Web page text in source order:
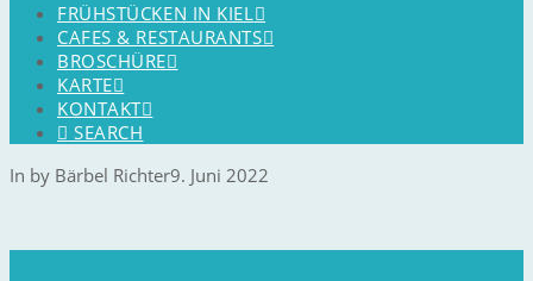
FRÜHSTÜCKEN IN KIEL
CAFES & RESTAURANTS
BROSCHÜRE
KARTE
KONTAKT
SEARCH
In by Bärbel Richter9. Juni 2022